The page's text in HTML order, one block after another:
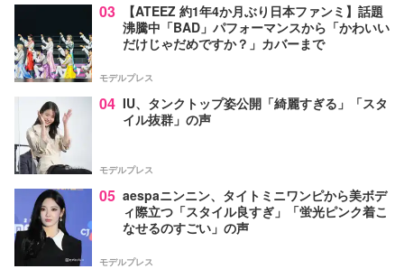
03
【ATEEZ 約1年4か月ぶり日本ファンミ】話題
沸騰中「BAD」パフォーマンスから「かわいい
だけじゃだめですか？」カバーまで
モデルプレス
04 IU、タンクトップ姿公開「綺麗すぎる」「スタ
イル抜群」の声
モデルプレス
05 aespaニンニン、タイトミニワンピから美ボデ
ィ際立つ「スタイル良すぎ」「蛍光ピンク着こ
なせるのすごい」の声
モデルプレス